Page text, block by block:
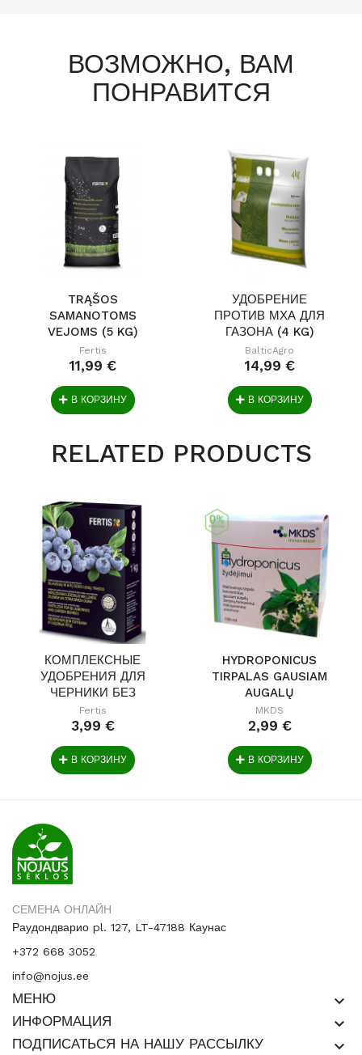
ВОЗМОЖНО, ВАМ
ПОНРАВИТСЯ
TRĄŠOS
SAMANOTOMS
VEJOMS (5 KG)
Fertis
11,99 €
В КОРЗИНУ
УДОБРЕНИЕ
ПРОТИВ МХА ДЛЯ
ГАЗОНА (4 KG)
BalticAgro
14,99 €
В КОРЗИНУ
RELATED PRODUCTS
КОМПЛЕКСНЫЕ
УДОБРЕНИЯ ДЛЯ
ЧЕРНИКИ БЕЗ
ХЛОРА И...
Fertis
3,99 €
В КОРЗИНУ
HYDROPONICUS
TIRPALAS GAUSIAM
AUGALŲ
ŽYDĖJIMUI,...
MKDS
2,99 €
В КОРЗИНУ
СЕМЕНА ОНЛАЙН
Раудондварио pl. 127, LT-47188 Каунас
+372 668 3052
info@nojus.ee
МЕНЮ keyboard_arrow_down
ИНФОРМАЦИЯ keyboard_arrow_down
ПОДПИСАТЬСЯ НА НАШУ РАССЫЛКУ keyboard_arrow_down